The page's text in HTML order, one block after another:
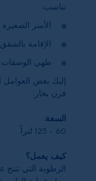
تناسب:
الأسر الصغيرة
الإقامة
طهي الوصفات
إليك بعض العوامل
فرن بخار:
السعة:
60
-
125 لتراً
كيف يعمل؟
الرطوبة التي